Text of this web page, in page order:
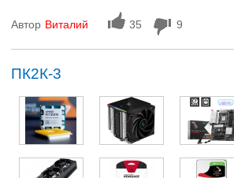
Автор Виталий 35 9
ПК2К-3